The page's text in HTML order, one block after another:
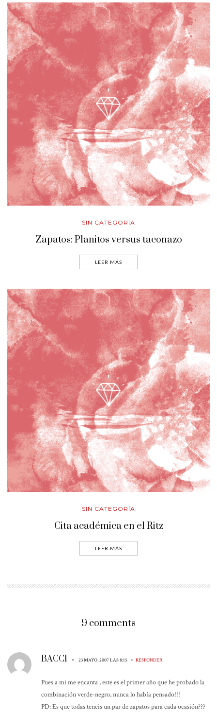
SIN CATEGORÍA
Zapatos: Planitos versus taconazo
LEER MÁS
SIN CATEGORÍA
Cita académica en el Ritz
LEER MÁS
9 comments
BACCI • 23 MAYO, 2007 LAS 8:15 • RESPONDER
Pues a mi me encanta , este es el primer año que he probado la
combinación verde-negro, nunca lo había pensado!!!
PD: Es que todas teneis un par de zapatos para cada ocasión???